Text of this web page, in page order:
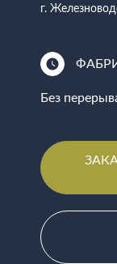
г.
Без